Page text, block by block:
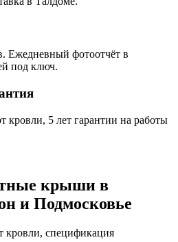
Ежедневный фотоотчёт в
под ключ.
кровли, 5 лет гарантии на работы
крыши в
и Подмосковье
спецификация